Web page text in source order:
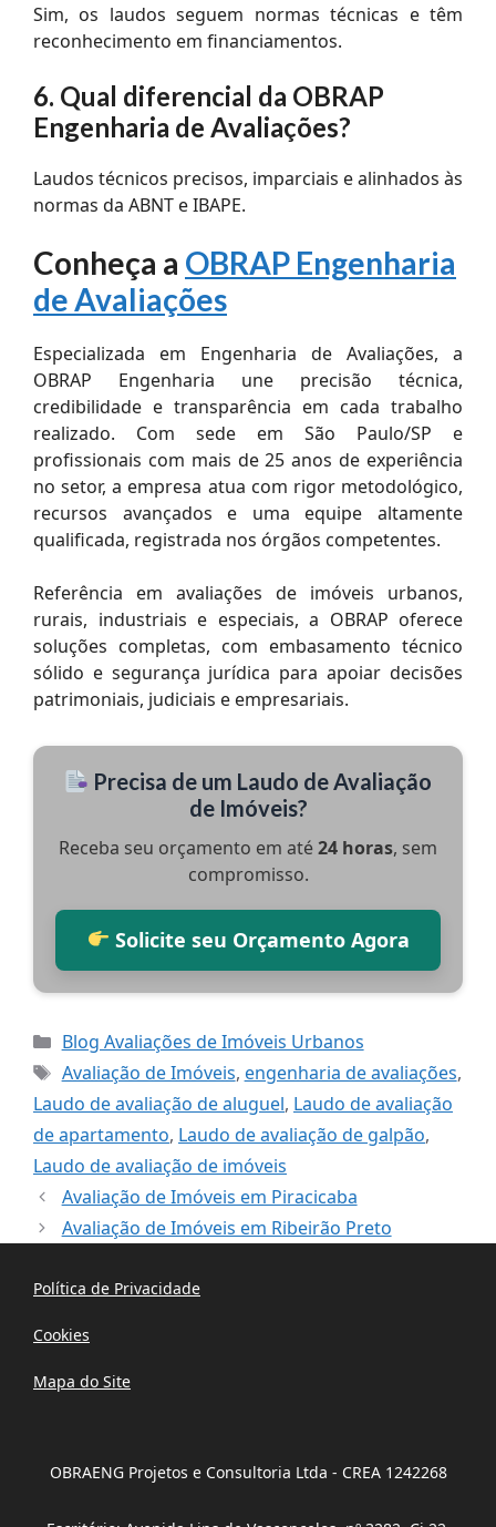
Sim, os laudos seguem normas técnicas e têm
reconhecimento em financiamentos.
6. Qual diferencial da OBRAP
Engenharia de Avaliações?
Laudos técnicos precisos, imparciais e alinhados às
normas da ABNT e IBAPE.
Conheça a OBRAP Engenharia
de Avaliações
Especializada em Engenharia de Avaliações, a
OBRAP Engenharia une precisão técnica,
credibilidade e transparência em cada trabalho
realizado. Com sede em São Paulo/SP e
profissionais com mais de 25 anos de experiência
no setor, a empresa atua com rigor metodológico,
recursos avançados e uma equipe altamente
qualificada, registrada nos órgãos competentes.
Referência em avaliações de imóveis urbanos,
rurais, industriais e especiais, a OBRAP oferece
soluções completas, com embasamento técnico
sólido e segurança jurídica para apoiar decisões
patrimoniais, judiciais e empresariais.
Precisa de um Laudo de Avaliação
de Imóveis?
Receba seu orçamento em até24 horas, sem
compromisso.
Solicite seu Orçamento Agora
Categorias
Blog Avaliações de Imóveis Urbanos
Tags
Avaliação de Imóveis, engenharia de avaliações,
Laudo de avaliação de aluguel, Laudo de avaliação
de apartamento, Laudo de avaliação de galpão,
Laudo de avaliação de imóveis
Avaliação de Imóveis em Piracicaba
Avaliação de Imóveis em Ribeirão Preto
Política de Privacidade
Cookies
Mapa do Site
OBRAENG Projetos e Consultoria Ltda - CREA 1242268